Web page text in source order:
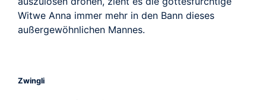
Witwe Anna immer mehr in den Bann dieses
außergewöhnlichen Mannes.
Zwingli